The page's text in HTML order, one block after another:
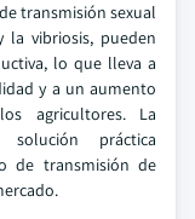
transmisión sexual
vibriosis, pueden
lo que lleva a
y a un aumento
agricultores. La
solución práctica
de transmisión de